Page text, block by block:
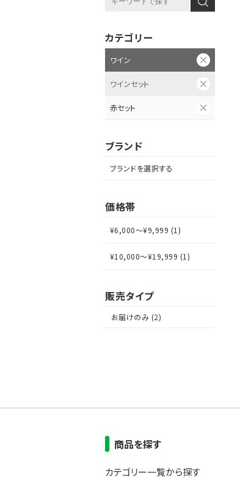
カテゴリー
ワイン
ワインセット
赤セット
ブランド
ブランドを選択する
価格帯
¥6,000～¥9,999 (1)
¥10,000～¥19,999 (1)
販売タイプ
お届けのみ (2)
商品を探す
カテゴリー一覧から探す